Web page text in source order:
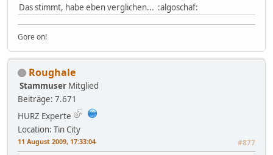
Das stimmt, habe eben verglichen... :algoschaf:
Gore on!
Roughale
Stammuser Mitglied
Beiträge: 7.671
HURZ Experte
Location: Tin City
11 August 2009, 17:33:04 #877